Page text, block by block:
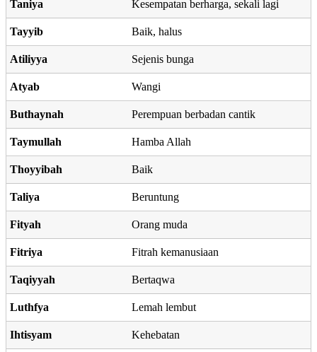
Taniya Kesempatan berharga, sekali lagi
Tayyib Baik, halus
Atiliyya Sejenis bunga
Atyab Wangi
Buthaynah Perempuan berbadan cantik
Taymullah Hamba Allah
Thoyyibah Baik
Taliya Beruntung
Fityah Orang muda
Fitriya Fitrah kemanusiaan
Taqiyyah Bertaqwa
Luthfya Lemah lembut
Ihtisyam Kehebatan